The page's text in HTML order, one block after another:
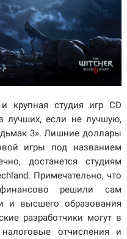
крупная студия игр CD
лучших, если не лучшую,
3». Лишние доллары
игры под названием
достанется студиям
Примечательно, что
финансово решили сам
и высшего образования
разработчики могут в
отчисления и